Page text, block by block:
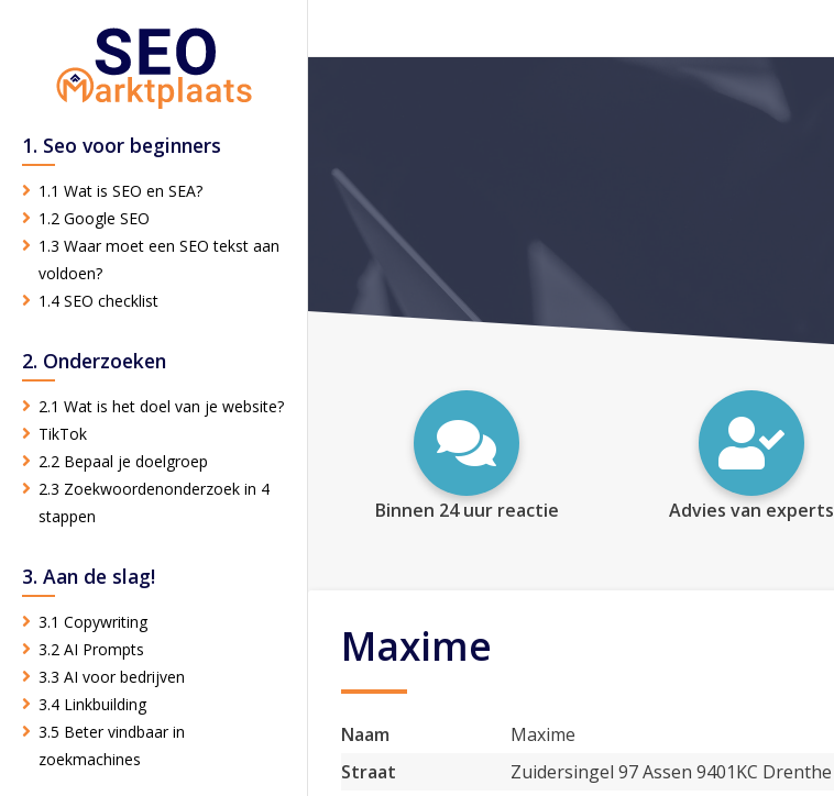
1. Seo voor beginners
1.1 Wat is SEO en SEA?
1.2 Google SEO
1.3 Waar moet een SEO tekst aan
voldoen?
1.4 SEO checklist
2. Onderzoeken
2.1 Wat is het doel van je website?
TikTok
2.2 Bepaal je doelgroep
2.3 Zoekwoordenonderzoek in 4
stappen
3. Aan de slag!
3.1 Copywriting
3.2 AI Prompts
3.3 AI voor bedrijven
3.4 Linkbuilding
3.5 Beter vindbaar in
zoekmachines
Binnen 24 uur reactie Advies van experts
Maxime
Naam
Maxime
Straat
Zuidersingel 97 Assen 9401KC Drenthe